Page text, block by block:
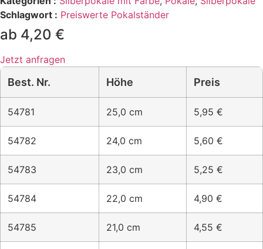
Schlagwort : Preiswerte Pokalständer
ab 4,20 €
Jetzt anfragen
Best. Nr. Höhe Preis
54781 25,0 cm 5,95 €
54782 24,0 cm 5,60 €
54783 23,0 cm 5,25 €
54784 22,0 cm 4,90 €
54785 21,0 cm 4,55 €